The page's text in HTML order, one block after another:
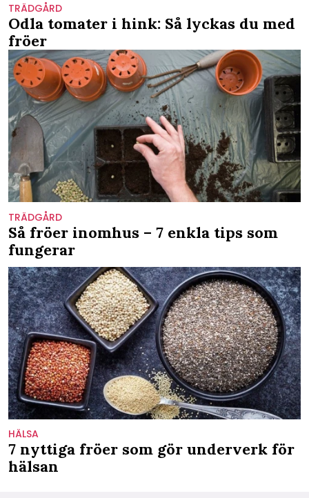
TRÄDGÅRD
Odla tomater i hink: Så lyckas du med
fröer
TRÄDGÅRD
Så fröer inomhus – 7 enkla tips som
fungerar
HÄLSA
7 nyttiga fröer som gör underverk för
hälsan